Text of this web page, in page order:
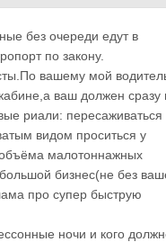
без очереди
По той же самой
двух суток (и бессонных
управлять авто
пропускают без очереди.
Их жальче, чем
без очереди едут в
по закону.
вашему мой
ваш должен сразу
риали: пересаживаться
видом проситься у
малотоннажных
бизнес(не без
про супер быструю
ночи и кого